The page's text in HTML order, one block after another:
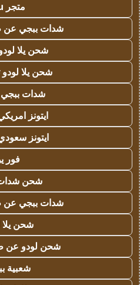
متجر 4u
شدات ببجي عن
شحن يلا
شحن يلا لودو
شدات
ايتونز
ايتونز
فور
شحن
شدات ببجي عن
شحن يلا
شحن لودو عن
شعبية